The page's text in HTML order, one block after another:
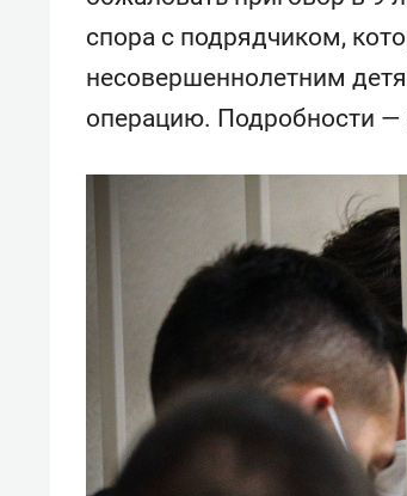
спора с подрядчиком,
несовершеннолетним
операцию. Подробности —